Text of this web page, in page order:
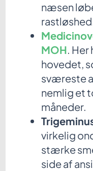
næsen
MOH. Her
hovedet,
sværeste
nemlig et
måneder.
virkelig
stærke
side af